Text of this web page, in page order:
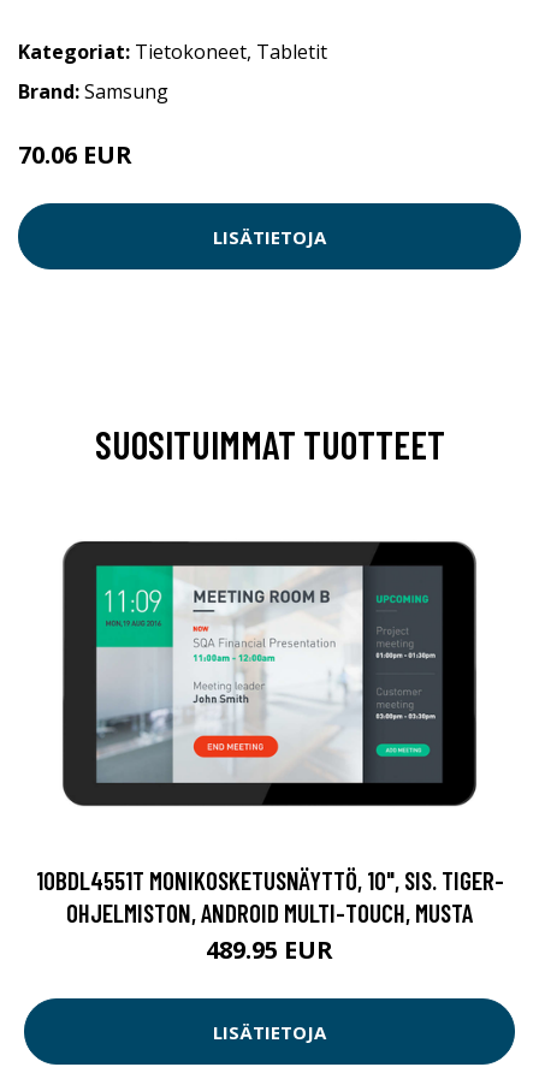
Kategoriat: Tietokoneet, Tabletit
Brand:Samsung
70.06 EUR
LISÄTIETOJA
SUOSITUIMMAT TUOTTEET
10BDL4551T MONIKOSKETUSNÄYTTÖ, 10", SIS. TIGER-
OHJELMISTON, ANDROID MULTI-TOUCH, MUSTA
489.95 EUR
LISÄTIETOJA